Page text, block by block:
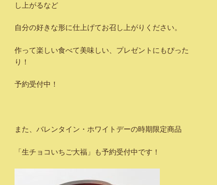
し上がるなど
自分の好きな形に仕上げてお召し上がりください。
作って楽しい食べて美味しい、プレゼントにもぴった
り！
予約受付中！
また、バレンタイン・ホワイトデーの時期限定商品
「生チョコいちご大福」も予約受付中です！